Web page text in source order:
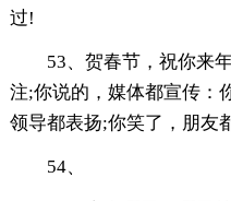
过!
53、贺春节，祝你来
注;你说的，媒体都宣传：
领导都表扬;你笑了，朋友
54、